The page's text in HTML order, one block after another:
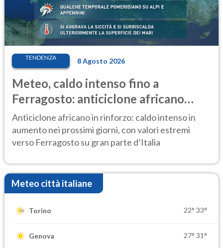
TENDENZA 8 Agosto 2026
Meteo, caldo intenso fino a
Ferragosto: anticiclone africano
ancora protagonista
Anticiclone africano in rinforzo: caldo intenso in
aumento nei prossimi giorni, con valori estremi
verso Ferragosto su gran parte d’Italia
Meteo città italiane
Torino 22° 33°
Genova 27° 31°